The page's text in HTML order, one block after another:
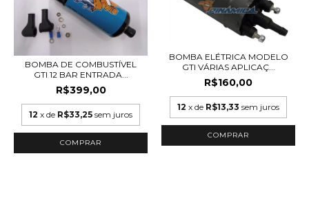
BOMBA DE COMBUSTÍVEL
GTI 12 BAR ENTRADA...
R$399,00
12 x de R$33,25 sem juros
BOMBA ELÉTRICA MODELO
GTI VÁRIAS APLICAÇ...
R$160,00
12 x de R$13,33 sem juros